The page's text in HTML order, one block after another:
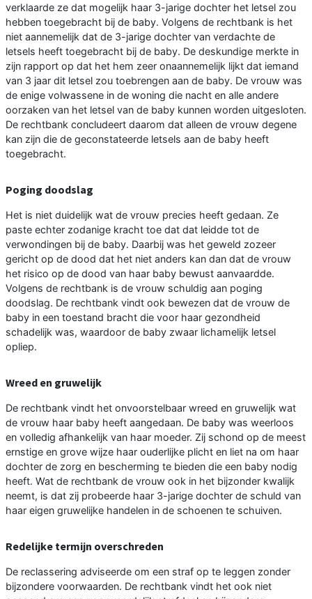
verklaarde ze dat mogelijk haar 3-jarige dochter het letsel zou
hebben toegebracht bij de baby. Volgens de rechtbank is het
niet aannemelijk dat de 3-jarige dochter van verdachte de
letsels heeft toegebracht bij de baby. De deskundige merkte in
zijn rapport op dat het hem zeer onaannemelijk lijkt dat iemand
van 3 jaar dit letsel zou toebrengen aan de baby. De vrouw was
de enige volwassene in de woning die nacht en alle andere
oorzaken van het letsel van de baby kunnen worden uitgesloten.
De rechtbank concludeert daarom dat alleen de vrouw degene
kan zijn die de geconstateerde letsels aan de baby heeft
toegebracht.
Poging doodslag
Het is niet duidelijk wat de vrouw precies heeft gedaan. Ze
paste echter zodanige kracht toe dat dat leidde tot de
verwondingen bij de baby. Daarbij was het geweld zozeer
gericht op de dood dat het niet anders kan dan dat de vrouw
het risico op de dood van haar baby bewust aanvaardde.
Volgens de rechtbank is de vrouw schuldig aan poging
doodslag. De rechtbank vindt ook bewezen dat de vrouw de
baby in een toestand bracht die voor haar gezondheid
schadelijk was, waardoor de baby zwaar lichamelijk letsel
opliep.
Wreed en gruwelijk
De rechtbank vindt het onvoorstelbaar wreed en gruwelijk wat
de vrouw haar baby heeft aangedaan. De baby was weerloos
en volledig afhankelijk van haar moeder. Zij schond op de meest
ernstige en grove wijze haar ouderlijke plicht en liet na om haar
dochter de zorg en bescherming te bieden die een baby nodig
heeft. Wat de rechtbank de vrouw ook in het bijzonder kwalijk
neemt, is dat zij probeerde haar 3-jarige dochter de schuld van
haar eigen gruwelijke handelen in de schoenen te schuiven.
Redelijke termijn overschreden
De reclassering adviseerde om een straf op te leggen zonder
bijzondere voorwaarden. De rechtbank vindt het ook niet